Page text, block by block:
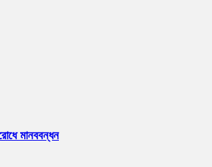
মানববন্ধন